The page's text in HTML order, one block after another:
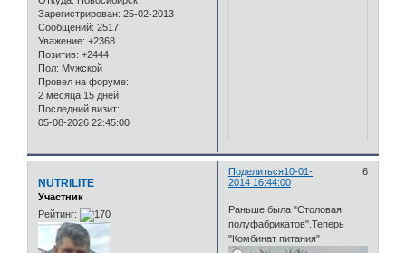
Зарегистрирован: 25-02-2013
Сообщений: 2517
Уважение: +2368
Позитив: +2444
Пол: Мужской
Провел на форуме:
2 месяца 15 дней
Последний визит:
05-08-2026 22:45:00
Поделиться 6
10-01-
2014 16:44:00
NUTRILITE
Участник
Рейтинг:
Раньше была "Столовая
полуфабрикатов".Теперь
"Комбинат питания"